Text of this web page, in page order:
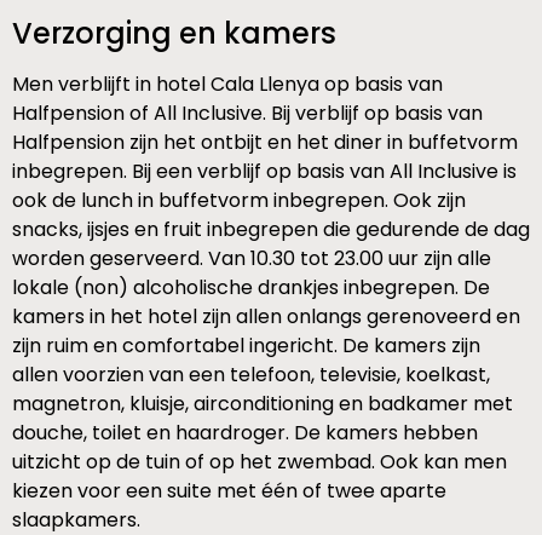
Verzorging en kamers
Men verblijft in hotel Cala Llenya op basis van
Halfpension of All Inclusive. Bij verblijf op basis van
Halfpension zijn het ontbijt en het diner in buffetvorm
inbegrepen. Bij een verblijf op basis van All Inclusive is
ook de lunch in buffetvorm inbegrepen. Ook zijn
snacks, ijsjes en fruit inbegrepen die gedurende de dag
worden geserveerd. Van 10.30 tot 23.00 uur zijn alle
lokale (non) alcoholische drankjes inbegrepen. De
kamers in het hotel zijn allen onlangs gerenoveerd en
zijn ruim en comfortabel ingericht. De kamers zijn
allen voorzien van een telefoon, televisie, koelkast,
magnetron, kluisje, airconditioning en badkamer met
douche, toilet en haardroger. De kamers hebben
uitzicht op de tuin of op het zwembad. Ook kan men
kiezen voor een suite met één of twee aparte
slaapkamers.